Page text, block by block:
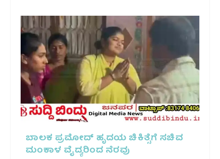
ಬಾಲಕ ಪ್ರಮೋದ್ ಹೃದಯ ಚಿಕಿತ್ಸೆಗೆ ಸಚಿವ
ಮಂಕಾಳ ವೈದ್ಯರಿಂದ ನೆರವು